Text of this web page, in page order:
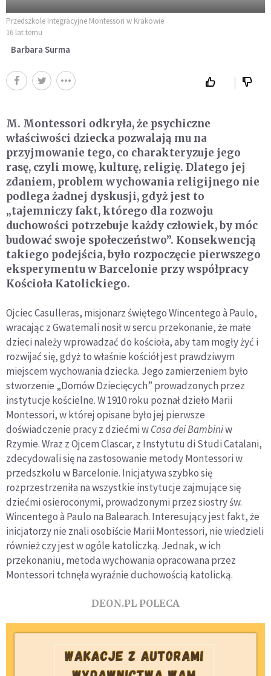
Przedszkole Integracyjne Montessori w Krakowie
16 lat temu
Barbara Surma
M. Montessori odkryła, że psychiczne
właściwości dziecka pozwalają mu na
przyjmowanie tego, co charakteryzuje jego
rasę, czyli mowę, kulturę, religię. Dlatego jej
zdaniem, problem wychowania religijnego nie
podlega żadnej dyskusji, gdyż jest to
„tajemniczy fakt, którego dla rozwoju
duchowości potrzebuje każdy człowiek, by móc
budować swoje społeczeństwo”. Konsekwencją
takiego podejścia, było rozpoczęcie pierwszego
eksperymentu w Barcelonie przy współpracy
Kościoła Katolickiego.
Ojciec Casulleras, misjonarz świętego Wincentego à Paulo,
wracając z Gwatemali nosił w sercu przekonanie, że małe
dzieci należy wprowadzać do kościoła, aby tam mogły żyć i
rozwijać się, gdyż to właśnie kościół jest prawdziwym
miejscem wychowania dziecka. Jego zamierzeniem było
stworzenie „Domów Dziecięcych” prowadzonych przez
instytucje kościelne. W 1910 roku poznał dzieło Marii
Montessori, w której opisane było jej pierwsze
doświadczenie pracy z dziećmi wCasa dei Bambiniw
Rzymie. Wraz z Ojcem Clascar, z Instytutu di Studi Catalani,
zdecydowali się na zastosowanie metody Montessori w
przedszkolu w Barcelonie. Inicjatywa szybko się
rozprzestrzeniła na wszystkie instytucje zajmujące się
dziećmi osieroconymi, prowadzonymi przez siostry św.
Wincentego à Paulo na Balearach. Interesujący jest fakt, że
inicjatorzy nie znali osobiście Marii Montessori, nie wiedzieli
również czy jest w ogóle katoliczką. Jednak, w ich
przekonaniu, metoda wychowania opracowana przez
Montessori tchnęła wyraźnie duchowością katolicką.
DEON.PL POLECA